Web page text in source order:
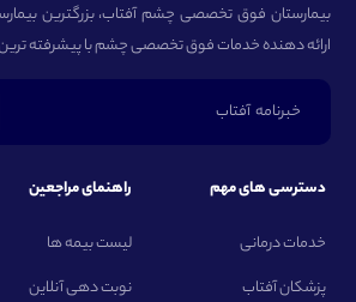
بیمارستان فوق تخصصی چشم آفتاب، بزرگترین
ارائه دهنده خدمات فوق تخصصی چشم با پیشرفته
خبرنامه آفتاب
دسترسی های مهم
خدمات درمانی
پزشکان آفتاب
راهنمای مراجعین
لیست بیمه ها
نوبت دهی آنلاین